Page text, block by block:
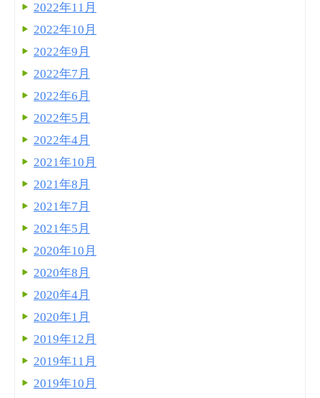
2022年11月
2022年10月
2022年9月
2022年7月
2022年6月
2022年5月
2022年4月
2021年10月
2021年8月
2021年7月
2021年5月
2020年10月
2020年8月
2020年4月
2020年1月
2019年12月
2019年11月
2019年10月